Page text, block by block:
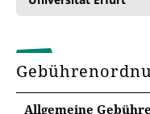
Allgemeine